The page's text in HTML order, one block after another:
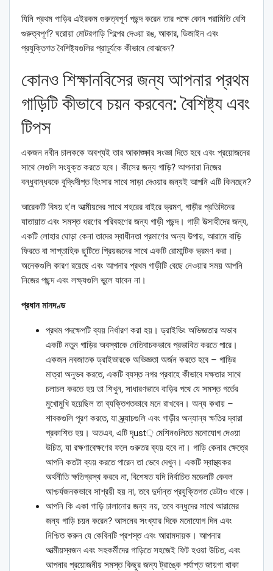
যিনি প্রথম গাড়ির এইরকম গুরুত্বপূর্ণ পছন্দ করেন তার পক্ষে কোন পরামিতি বেশি
গুরুত্বপূর্ণ? ঘরোয়া মোটরগাড়ি শিল্পের দেওয়া রঙ, আকার, ডিজাইন এবং
প্রযুক্তিগত বৈশিষ্ট্যগুলির প্রাচুর্যকে কীভাবে বোঝবেন?
কোনও শিক্ষানবিসের জন্য আপনার প্রথম
গাড়িটি কীভাবে চয়ন করবেন: বৈশিষ্ট্য এবং
টিপস
একজন নবীন চালককে অবশ্যই তার আকাঙ্ক্ষার সংজ্ঞা দিতে হবে এবং প্রয়োজনের
সাথে সেগুলি সংযুক্ত করতে হবে। কীসের জন্য গাড়ি? আপনারা নিজের
বন্ধুবান্ধবকে বুদ্ধিদীপ্ত হিংসার সাথে সাড়া দেওয়ার জন্যই আপনি এটি কিনছেন?
আরেকটি বিষয় হ'ল আত্মীয়দের সাথে শহরের বাইরে ভ্রমণ, গাড়ীর প্রতিদিনের
যাতায়াত এবং সমস্ত ধরণের পরিবহণের জন্য গাড়ী পছন্দ। গাড়ী উত্সাহীদের জন্য,
একটি লোহার ঘোড়া কেনা তাদের স্বাধীনতা প্রমাণের অন্য উপায়, আরামে বাড়ি
ফিরতে বা সাপ্তাহিক ছুটিতে প্রিয়জনের সাথে একটি রোমান্টিক ভ্রমণ করা।
অনেকগুলি কারণ রয়েছে এবং আপনার প্রথম গাড়ীটি বেছে নেওয়ার সময় আপনি
নিজের পছন্দ এবং লক্ষ্যগুলি ভুলে যাবেন না।
প্রধান মানদণ্ড
প্রথম পদক্ষেপটি ব্যয় নির্ধারণ করা হয়। ড্রাইভিং অভিজ্ঞতার অভাব
একটি নতুন গাড়ির অবস্থাকে নেতিবাচকভাবে প্রভাবিত করতে পারে।
একজন নবজাতক ড্রাইভারকে অভিজ্ঞতা অর্জন করতে হবে – গাড়ির
মাত্রা অনুভব করতে, একটি ব্যস্ত নগর প্রবাহে কীভাবে দক্ষতার সাথে
চলাচল করতে হয় তা শিখুন, সাধারণভাবে বাড়ির পথে যে সমস্ত গর্তের
মুখোমুখি হয়েছিল তা ব্যক্তিগতভাবে মনে রাখবেন। অন্য কথায় –
শাবকগুলি পূরণ করতে, যা স্ক্র্যাচগুলি এবং গাড়ীর অন্যান্য ক্ষতির দ্বারা
প্রকাশিত হয়। অতএব, এটি দৃust় মেশিনগুলিতে মনোযোগ দেওয়া
উচিত, যা রক্ষণাবেক্ষণের ফলে গুরুতর ব্যয় হবে না। গাড়ি কেনার ক্ষেত্রে
আপনি কতটা ব্যয় করতে পারেন তা ভেবে দেখুন। একটি স্বাস্থ্যকর
অর্থনীতি ক্ষতিগ্রস্থ করবে না, বিশেষত যদি নির্বাচিত মডেলটি কেবল
আশ্চর্যজনকভাবে সাশ্রয়ী হয় না, তবে দুর্দান্ত প্রযুক্তিগত ডেটাও থাকে।
আপনি কি একা গাড়ি চালানোর জন্য নয়, তবে বন্ধুদের সাথে আরামের
জন্য গাড়ি চয়ন করেন? আসনের সংখ্যার দিকে মনোযোগ দিন এবং
নিশ্চিত করুন যে কেবিনটি প্রশস্ত এবং আরামদায়ক। আপনার
আত্মীয়স্বজন এবং সহকর্মীদের গাড়িতে সহজেই ফিট হওয়া উচিত, এবং
আপনার প্রয়োজনীয় সমস্ত কিছুর জন্য ট্রাঙ্কে পর্যাপ্ত জায়গা থাকা